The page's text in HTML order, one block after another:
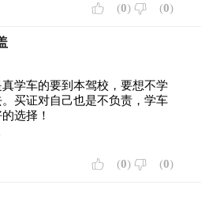
(0) (0)
学车的要到本驾校，要想不学
买证对自己也是不负责，学车
选择！
(0) (0)